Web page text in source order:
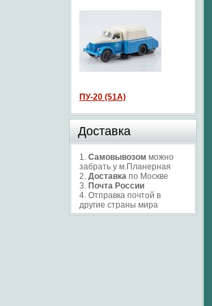
ПУ-20 (51А)
Доставка
1. Самовывозом можно
забрать у м.Планерная
2. Доставка по Москве
3. Почта России
4. Отправка почтой в
другие страны мира